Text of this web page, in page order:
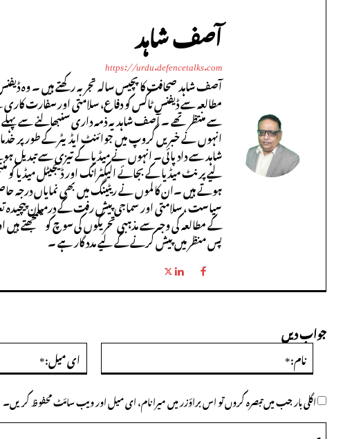
آصف شاہد
https://urdu.defencetalks.com
آصف شاہد صحافت کا پچیس سالہ تجربہ رکھتے ہیں ۔ وہ
مطالعہ سے ڈیفنس ٹاکس کو دفاع، سلامتی اور سفارت
سے منتظر تھے ۔ آصف شاہد یہ ذمہ داری سنبھالنے سے
انہوں نے خبریں گروپ میں جوائنٹ ایڈیٹر کے طور پر
شاہد سے داد پائی۔ انہوں نے میڈیا کے تیزی سے تبدیل
لیے پرنٹ میڈیا کے بجائے الیکٹرانک اور ڈیجیٹل میڈیا
ہوتے ہیں ۔ان کالموں نے ریٹینگ میں بھی نمایاں درجہ
سیاست ، سلامتی اور سماجی پیش رفت کے درمیان
کے مطالعہ کی وجہ سے مذہبی تحریکوں کی سوچ کو سمجھتے
پس منظر میں پیش کرنے کے لیے مدد گار ہے ۔
جواب دیں
نام:*
اگلی بار جب میں تبصرہ کروں تو اس براؤزر میں میرا نام، ای میل اور ویب سائٹ محفوظ کریں۔